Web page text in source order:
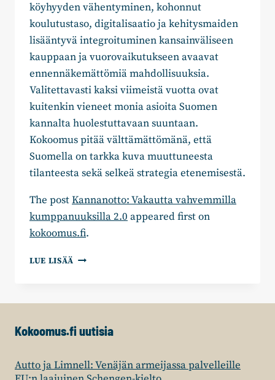
köyhyyden vähentyminen, kohonnut
koulutustaso, digitalisaatio ja kehitysmaiden
lisääntyvä integroituminen kansainväliseen
kauppaan ja vuorovaikutukseen avaavat
ennennäkemättömiä mahdollisuuksia.
Valitettavasti kaksi viimeistä vuotta ovat
kuitenkin vieneet monia asioita Suomen
kannalta huolestuttavaan suuntaan.
Kokoomus pitää välttämättömänä, että
Suomella on tarkka kuva muuttuneesta
tilanteesta sekä selkeä strategia etenemisestä.
The postKannanotto: Vakautta vahvemmilla
kumppanuuksilla 2.0 appeared first on
kokoomus.fi.
LUE LISÄÄ KANNANOTTO:
Kokoomus.fi uutisia
Autto ja Limnell: Venäjän armeijassa palvelleille